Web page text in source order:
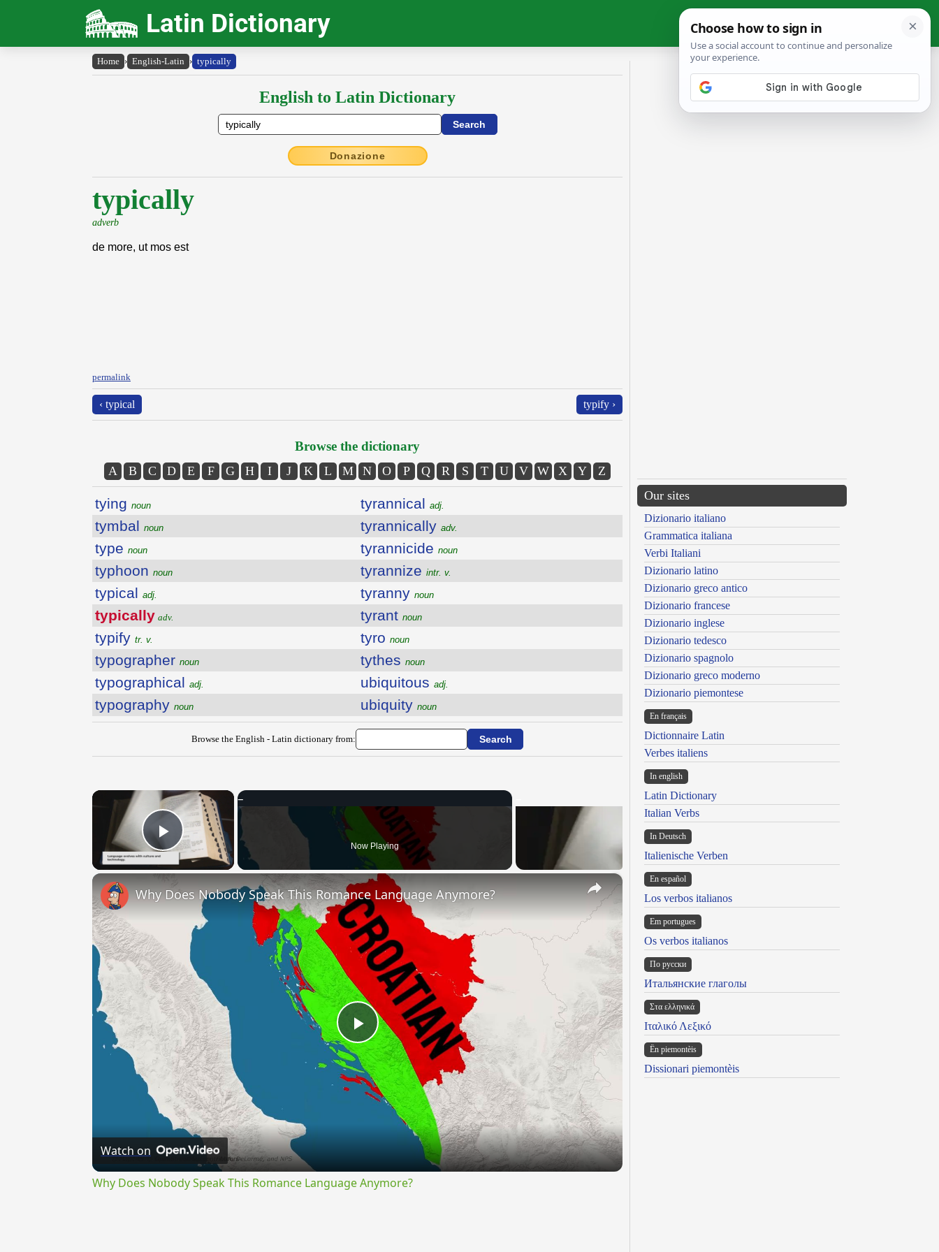
Latin Dictionary
Home › English-Latin › typically
English to Latin Dictionary
Donazione
typically
adverb
de more, ut mos est
permalink
‹ typical typify ›
Browse the dictionary
A B C D E F G H I J K L M N O P Q R S T U V W X Y Z
tying noun
tymbal noun
type noun
typhoon noun
typical adj.
typically adv.
typify tr. v.
typographer noun
typographical adj.
typography noun
tyrannical adj.
tyrannically adv.
tyrannicide noun
tyrannize intr. v.
tyranny noun
tyrant noun
tyro noun
tythes noun
ubiquitous adj.
ubiquity noun
Browse the English - Latin dictionary from:
×
Play Video Now Playing
×
Play
Video
Why Does Nobody Speak This Romance Language Anymore?
Watch on
Why Does Nobody Speak This Romance Language Anymore?
Our sites
Dizionario italiano
Grammatica italiana
Verbi Italiani
Dizionario latino
Dizionario greco antico
Dizionario francese
Dizionario inglese
Dizionario tedesco
Dizionario spagnolo
Dizionario greco moderno
Dizionario piemontese
En français
Dictionnaire Latin
Verbes italiens
In english
Latin Dictionary
Italian Verbs
In Deutsch
Italienische Verben
En español
Los verbos italianos
Em portugues
Os verbos italianos
По русски
Итальянские глаголы
Στα ελληνικά
Ιταλικό Λεξικό
Ën piemontèis
Dissionari piemontèis